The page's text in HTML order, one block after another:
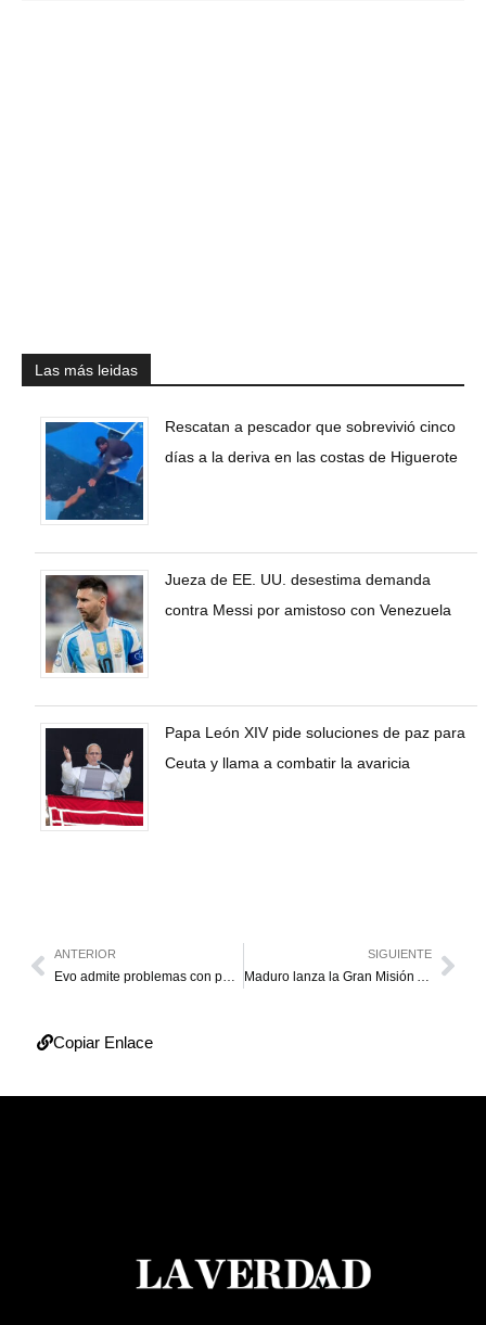
Las más leidas
Rescatan a pescador que sobrevivió cinco
días a la deriva en las costas de Higuerote
Jueza de EE. UU. desestima demanda
contra Messi por amistoso con Venezuela
Papa León XIV pide soluciones de paz para
Ceuta y llama a combatir la avaricia
ANTERIOR
Evo admite problemas con petrolera conjunta a PDVSA
SIGUIENTE
Maduro lanza la Gran Misión Abastecimiento Soberano
Copiar Enlace